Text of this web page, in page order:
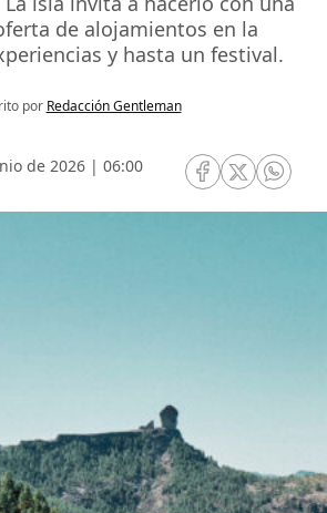
de alojamientos en la
y hasta un festival.
por Redacción Gentleman
de 2026 | 06:00
RRSS Facebook
RRSSRRSS